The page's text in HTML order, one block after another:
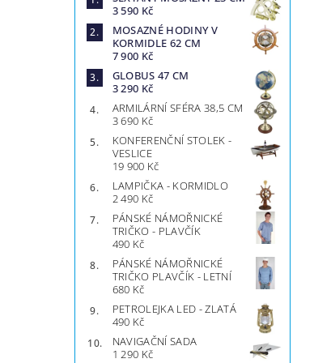
3 590 Kč
MOSAZNÉ HODINY V
KORMIDLE 62 CM
7 900 Kč
GLOBUS 47 CM
3 290 Kč
ARMILÁRNÍ SFÉRA 38,5 CM
3 690 Kč
KONFERENČNÍ STOLEK -
VESLICE
19 900 Kč
LAMPIČKA - KORMIDLO
2 490 Kč
PÁNSKÉ NÁMOŘNICKÉ
TRIČKO - PLAVČÍK
490 Kč
PÁNSKÉ NÁMOŘNICKÉ
TRIČKO PLAVČÍK - LETNÍ
680 Kč
PETROLEJKA LED - ZLATÁ
490 Kč
NAVIGAČNÍ SADA
1 290 Kč